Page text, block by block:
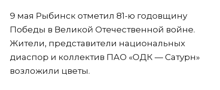
9 мая Рыбинск отметил 81-ю годовщину
Победы в Великой Отечественной войне.
Жители, представители национальных
диаспор и коллектив ПАО «ОДК — Сатурн»
возложили цветы.